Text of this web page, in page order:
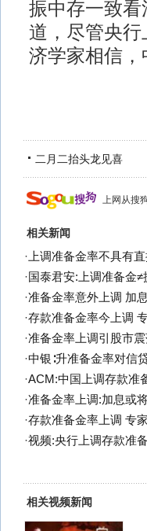
振中存一致
道，尽管央
济学家相信
二月二抬头龙见喜
上网从搜
相关新闻
· 上调准备金率不具有
· 国泰君安:上调准备金≠
·准备金率意外上调 加
·存款准备金率今上调
·准备金率上调引股市
·中银∶升准备金率对信
·ACM:中国上调存款准
·准备金率上调:加息或
·存款准备金率上调 专
·视频:央行上调存款准
相关视频新闻